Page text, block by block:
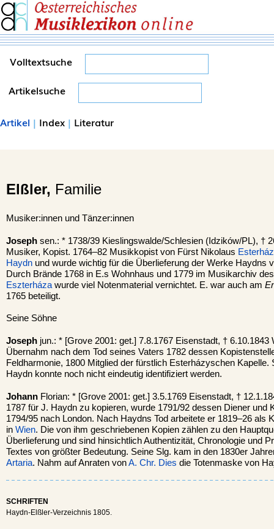
Volltextsuche
Artikelsuche
Artikel | Index | Literatur
Elßler, Familie
Musiker:innen und Tänzer:innen
Joseph sen.: * 1738/39 Kieslingswalde/Schlesien (Idzików/PL), †
Musiker, Kopist. 1764–82 Musikkopist von Fürst Nikolaus
Haydn und wurde wichtig für die Überlieferung der Werke Haydns
Durch Brände 1768 in E.s Wohnhaus und 1779 im Musikarchiv
Eszterháza wurde viel Notenmaterial vernichtet. E. war auch am
1765 beteiligt.
Seine Söhne
Joseph jun.: * [Grove 2001: get.] 7.8.1767 Eisenstadt, † 6.10.1843
Übernahm nach dem Tod seines Vaters 1782 dessen
Feldharmonie, 1800 Mitglied der fürstlich Esterházyschen Kapelle.
Haydn konnte noch nicht eindeutig identifiziert werden.
Johann Florian: * [Grove 2001: get.] 3.5.1769 Eisenstadt, †
1787 für J. Haydn zu kopieren, wurde 1791/92 dessen Diener und
1794/95 nach London. Nach Haydns Tod arbeitete er 1819–26 als
in Wien. Die von ihm geschriebenen Kopien zählen zu den
Überlieferung und sind hinsichtlich Authentizität, Chronologie und
Textes von größter Bedeutung. Seine Slg. kam in den 1830er
Artaria. Nahm auf Anraten vonA. Chr. Dies die Totenmaske von
SCHRIFTEN
Haydn-Elßler-Verzeichnis 1805.